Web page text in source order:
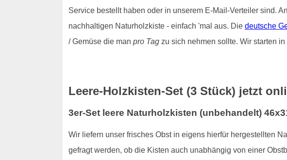
Service bestellt haben oder in unserem E-Mail-Verteiler sind.
nachhaltigen Naturholzkiste - einfach 'mal aus. Die deutsche
/ Gemüse die man pro Tagzu sich nehmen sollte. Wir starten
Leere-Holzkisten-Set (3 Stück) jetzt
3er-Set leere Naturholzkisten (unbehandelt)
Wir liefern unser frisches Obst in eigens hierfür hergestellten
gefragt werden, ob die Kisten auch unabhängig von einer